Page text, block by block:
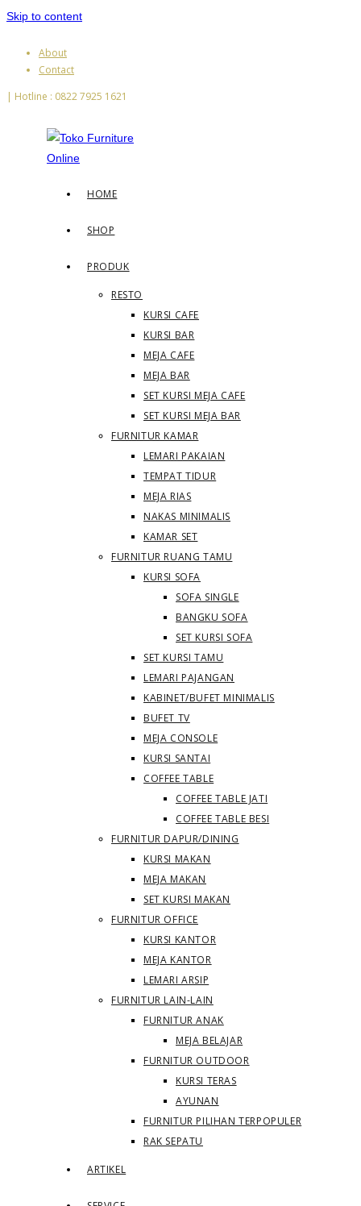
Skip to content
About
Contact
| Hotline : 0822 7925 1621
HOME
SHOP
PRODUK
RESTO
KURSI CAFE
KURSI BAR
MEJA CAFE
MEJA BAR
SET KURSI MEJA CAFE
SET KURSI MEJA BAR
FURNITUR KAMAR
LEMARI PAKAIAN
TEMPAT TIDUR
MEJA RIAS
NAKAS MINIMALIS
KAMAR SET
FURNITUR RUANG TAMU
KURSI SOFA
SOFA SINGLE
BANGKU SOFA
SET KURSI SOFA
SET KURSI TAMU
LEMARI PAJANGAN
KABINET/BUFET MINIMALIS
BUFET TV
MEJA CONSOLE
KURSI SANTAI
COFFEE TABLE
COFFEE TABLE JATI
COFFEE TABLE BESI
FURNITUR DAPUR/DINING
KURSI MAKAN
MEJA MAKAN
SET KURSI MAKAN
FURNITUR OFFICE
KURSI KANTOR
MEJA KANTOR
LEMARI ARSIP
FURNITUR LAIN-LAIN
FURNITUR ANAK
MEJA BELAJAR
FURNITUR OUTDOOR
KURSI TERAS
AYUNAN
FURNITUR PILIHAN TERPOPULER
RAK SEPATU
ARTIKEL